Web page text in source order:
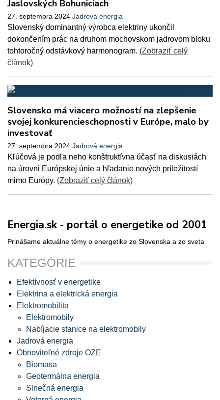
Jaslovských Bohuniciach
27. septembra 2024 Jadrová energia
Slovenský dominantný výrobca elektriny ukončil
dokončením prác na druhom mochovskom jadrovom bloku
tohtoročný odstávkový harmonogram. (Zobraziť celý
článok)
Slovensko má viacero možností na zlepšenie
svojej konkurencieschopnosti v Európe, malo by
investovať
27. septembra 2024 Jadrová energia
Kľúčová je podľa neho konštruktívna účasť na diskusiách
na úrovni Európskej únie a hľadanie nových príležitostí
mimo Európy. (Zobraziť celý článok)
Energia.sk - portál o energetike od 2001
Prinášame aktuálne témy o energetike zo Slovenska a zo sveta
KATEGÓRIE
Efektívnosť v energetike
Elektrina a elektrická energia
Elektromobilita
Elektromobily
Nabíjacie stanice na elektromobily
Jadrová energia
Obnoviteľné zdroje OZE
Biomasa
Geotermálna energia
Slnečná energia